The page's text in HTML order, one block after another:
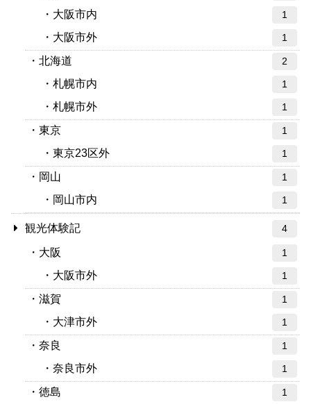
大阪市内 1
大阪市外 1
北海道 2
札幌市内 1
札幌市外 1
東京 1
東京23区外 1
岡山 1
岡山市内 1
観光体験記 4
大阪 1
大阪市外 1
滋賀 1
大津市外 1
奈良 1
奈良市外 1
徳島 1